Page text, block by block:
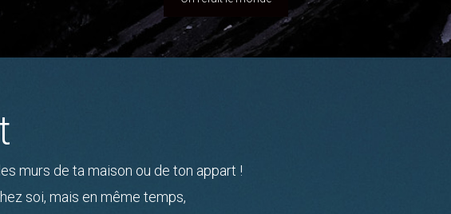
murs de ta maison ou de ton appart !
soi, mais en même temps,